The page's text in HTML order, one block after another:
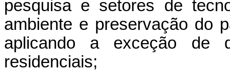
pesquisa e setores de
ambiente e preservação do
aplicando a exceção de
residenciais;